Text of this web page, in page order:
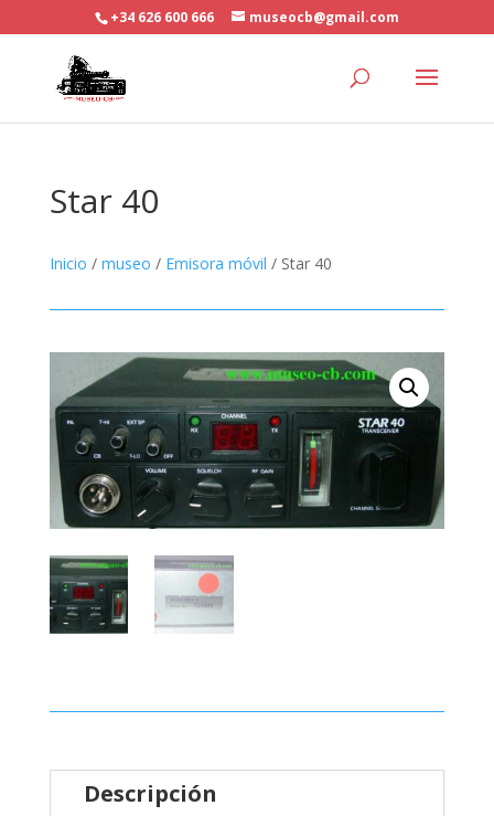
+34 626 600 666 museocb@gmail.com
Star 40
Inicio / museo / Emisora móvil / Star 40
Descripción